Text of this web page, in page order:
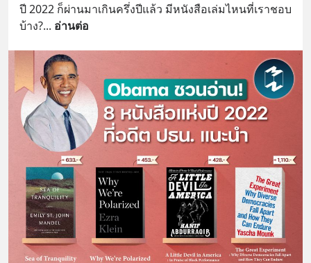
ปี 2022 ก็ผ่านมาเกินครึ่งปีแล้ว มีหนังสือเล่มไหนที่เราชอบ
บ้าง?... อ่านต่อ